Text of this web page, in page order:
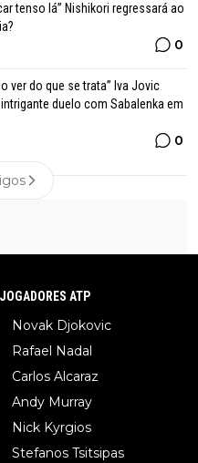
tenso lá” Nishikori regressará ao
0
ver do que se trata” Iva Jovic
duelo com Sabalenka em
0
JOGADORES ATP
Novak Djokovic
Rafael Nadal
Carlos Alcaraz
Andy Murray
Nick Kyrgios
Stefanos Tsitsipas